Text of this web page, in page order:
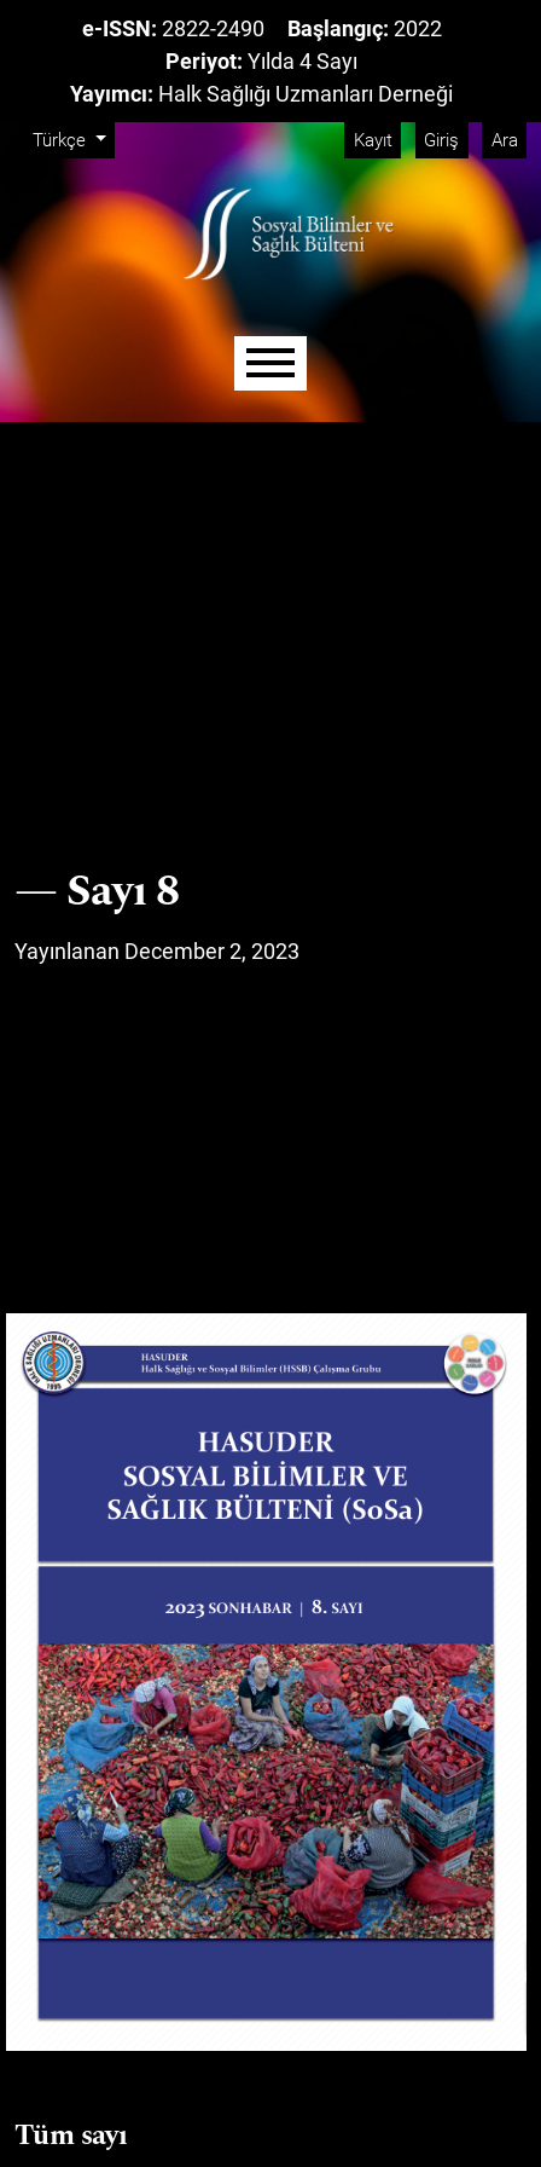
e-ISSN: 2822-2490 Başlangıç: 2022
Periyot: Yılda 4 Sayı
Yayımcı: Halk Sağlığı Uzmanları Derneği
Ana yönlendirme menüsünü atla
Ana içeriği atla
Site alt kısmını atla
Dili değiştir. Mevcut dil:
Türkçe
Admin menü Kayıt Giriş Ara
Ana menü
Sayı 8
Yayınlanan December 2, 2023
Tüm sayı